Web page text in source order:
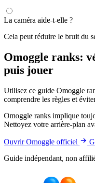
La caméra aide-t-elle ?
Cela peut réduire le bruit du
Omoggle ranks:
puis jouer
Utilisez ce guide Omoggle
comprendre les règles et
Omoggle ranks implique
Nettoyez votre arrière-plan
Ouvrir Omoggle officiel
Guide indépendant, non